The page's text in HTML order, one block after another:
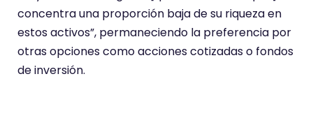
concentra una proporción baja de su riqueza en
estos activos”, permaneciendo la preferencia por
otras opciones como acciones cotizadas o fondos
de inversión.